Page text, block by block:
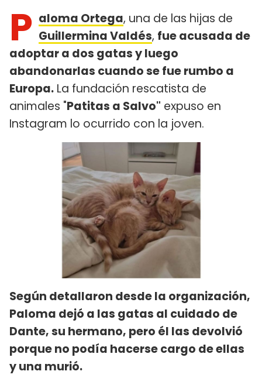
P aloma Ortega, una de las hijas de
Guillermina Valdés, fue acusada de
adoptar a dos gatas y luego
abandonarlas cuando se fue rumbo a
Europa. La fundación rescatista de
animales "Patitas a Salvo" expuso en
Instagram lo ocurrido con la joven.
Según detallaron desde la organización,
Paloma dejó a las gatas al cuidado de
Dante, su hermano, pero él las devolvió
porque no podía hacerse cargo de ellas
y una murió.